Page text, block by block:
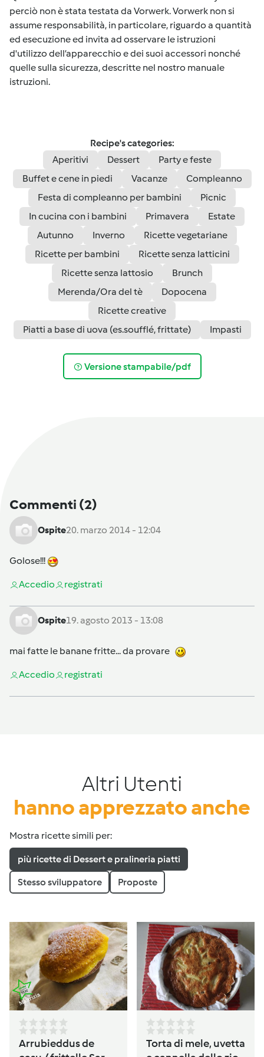
perciò non è stata testata da Vorwerk. Vorwerk non si
assume responsabilità, in particolare, riguardo a quantità
ed esecuzione ed invita ad osservare le istruzioni
d'utilizzo dell’apparecchio e dei suoi accessori nonché
quelle sulla sicurezza, descritte nel nostro manuale
istruzioni.
Recipe's categories:
Aperitivi
Dessert
Party e feste
Buffet e cene in piedi
Vacanze
Compleanno
Festa di compleanno per bambini
Picnic
In cucina con i bambini
Primavera
Estate
Autunno
Inverno
Ricette vegetariane
Ricette per bambini
Ricette senza latticini
Ricette senza lattosio
Brunch
Merenda/Ora del tè
Dopocena
Ricette creative
Piatti a base di uova (es.soufflé, frittate)
Impasti
Versione stampabile/pdf
Commenti (2)
Ospite20. marzo 2014 - 12:04
Golose!!!
Accedio registrati
Ospite19. agosto 2013 - 13:08
mai fatte le banane fritte... da provare
Accedio registrati
Altri Utenti
hanno apprezzato anche
Mostra ricette simili per:
più ricette di Dessert e pralineria piatti
Stesso sviluppatore Proposte
Arrubieddus de
Torta di mele, uvetta